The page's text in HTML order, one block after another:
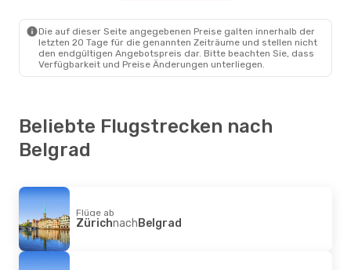
Friedrichshafen- Belgrad
Die auf dieser Seite angegebenen Preise galten innerhalb der
letzten 20 Tage für die genannten Zeiträume und stellen nicht
den endgültigen Angebotspreis dar. Bitte beachten Sie, dass
Verfügbarkeit und Preise Änderungen unterliegen.
Beliebte Flugstrecken nach
Belgrad
Flüge ab
ZürichnachBelgrad